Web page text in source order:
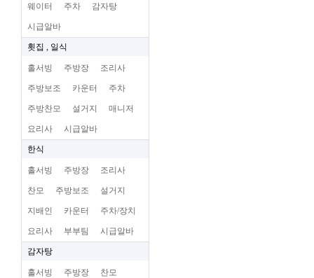
웨이터 주차 감자탕
시급알바
횟집 , 일식
홀서빙 주방장 조리사
주방보조 카운터 주차
주방찬모 설거지 매니저
요리사 시급알바
한식
홀서빙 주방장 조리사
찬모 주방보조 설거지
지배인 카운터 주차/장치
요리사 부부팀 시급알바
감자탕
홀서빙 주방장 찬모